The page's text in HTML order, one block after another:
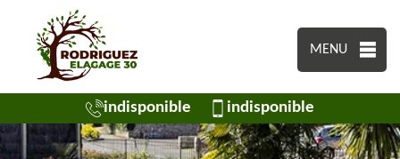
MENU
indisponible indisponible